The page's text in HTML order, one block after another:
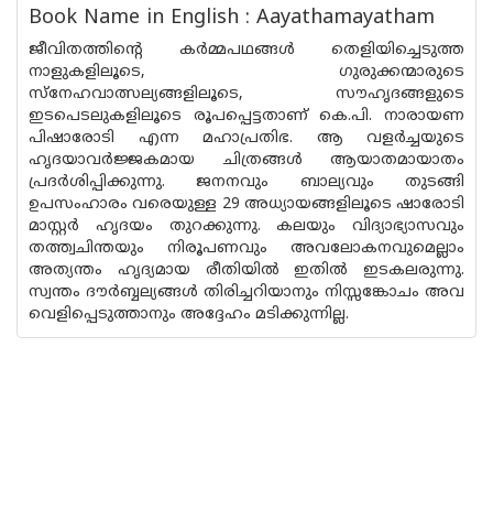
Book Name in English : Aayathamayatham
ജീവിതത്തിന്റെ കര്‍മ്മപഥങ്ങള്‍ തെളിയിച്ചെടുത്ത
നാളുകളിലൂടെ, ഗുരുക്കന്മാരുടെ
സ്നേഹവാത്സല്യങ്ങളിലൂടെ, സൗഹൃദങ്ങളുടെ
ഇടപെടലുകളിലൂടെ രൂപപ്പെട്ടതാണ് കെ.പി. നാരായണ
പിഷാരോടി എന്ന മഹാപ്രതിഭ. ആ വളര്‍ച്ചയുടെ
ഹൃദയാവര്‍ജ്ജകമായ ചിത്രങ്ങള്‍ ആയാതമായാതം
പ്രദര്‍ശിപ്പിക്കുന്നു. ജനനവും ബാല്യവും തുടങ്ങി
ഉപസംഹാരം വരെയുള്ള 29 അധ്യായങ്ങളിലൂടെ ഷാരോടി
മാസ്റ്റര്‍ ഹൃദയം തുറക്കുന്നു. കലയും വിദ്യാഭ്യാസവും
തത്ത്വചിന്തയും നിരൂപണവും അവലോകനവുമെല്ലാം
അത്യന്തം ഹൃദ്യമായ രീതിയില്‍ ഇതില്‍ ഇടകലരുന്നു.
സ്വന്തം ദൗര്‍ബ്ബല്യങ്ങള്‍ തിരിച്ചറിയാനും നിസ്സങ്കോചം അവ
വെളിപ്പെടുത്താനും അദ്ദേഹം മടിക്കുന്നില്ല.